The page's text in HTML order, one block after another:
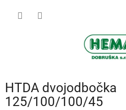
HTDA dvojodbočka
125/100/100/45